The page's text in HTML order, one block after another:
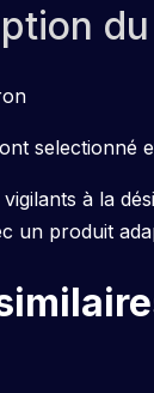
selectionné
à la
un produit